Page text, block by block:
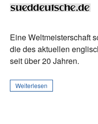
Eine Weltmeisterschaft
die des aktuellen
seit über 20 Jahren.
Weiterlesen